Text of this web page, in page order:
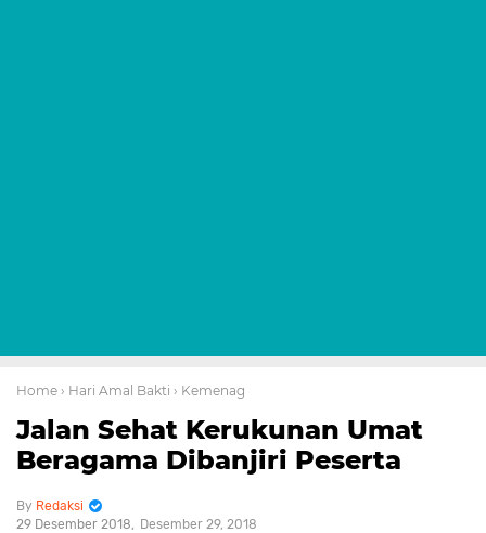
Home › Hari Amal Bakti › Kemenag
Jalan Sehat Kerukunan Umat
Beragama Dibanjiri Peserta
Redaksi
29 Desember 2018
Desember 29, 2018